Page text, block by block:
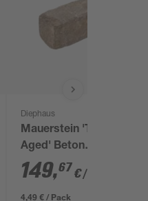
Diephaus
Mauerstein 'T-Wall
Aged' Beton
muschelkalkfarben 30
x 10 x 10 cm
149,67€/ m²
4,49 € / Pack